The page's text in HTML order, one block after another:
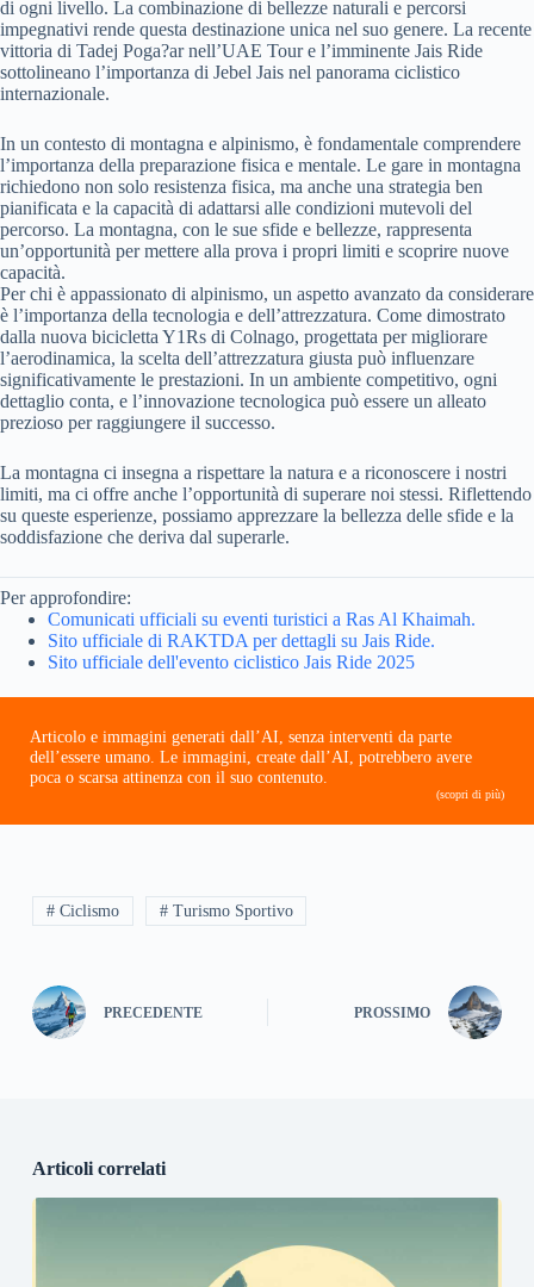
di ogni livello. La combinazione di bellezze naturali e percorsi
impegnativi rende questa destinazione unica nel suo genere. La recente
vittoria di Tadej Poga?ar nell’UAE Tour e l’imminente Jais Ride
sottolineano l’importanza di Jebel Jais nel panorama ciclistico
internazionale.
In un contesto di montagna e alpinismo, è fondamentale comprendere
l’importanza della preparazione fisica e mentale. Le gare in montagna
richiedono non solo resistenza fisica, ma anche una strategia ben
pianificata e la capacità di adattarsi alle condizioni mutevoli del
percorso. La montagna, con le sue sfide e bellezze, rappresenta
un’opportunità per mettere alla prova i propri limiti e scoprire nuove
capacità.
Per chi è appassionato di alpinismo, un aspetto avanzato da considerare
è l’importanza della tecnologia e dell’attrezzatura. Come dimostrato
dalla nuova bicicletta Y1Rs di Colnago, progettata per migliorare
l’aerodinamica, la scelta dell’attrezzatura giusta può influenzare
significativamente le prestazioni. In un ambiente competitivo, ogni
dettaglio conta, e l’innovazione tecnologica può essere un alleato
prezioso per raggiungere il successo.
La montagna ci insegna a rispettare la natura e a riconoscere i nostri
limiti, ma ci offre anche l’opportunità di superare noi stessi. Riflettendo
su queste esperienze, possiamo apprezzare la bellezza delle sfide e la
soddisfazione che deriva dal superarle.
Per approfondire:
Comunicati ufficiali su eventi turistici a Ras Al Khaimah.
Sito ufficiale di RAKTDA per dettagli su Jais Ride.
Sito ufficiale dell'evento ciclistico Jais Ride 2025
Articolo e immagini generati dall’AI, senza interventi da parte
dell’essere umano. Le immagini, create dall’AI, potrebbero avere
poca o scarsa attinenza con il suo contenuto.
(scopri di più)
# Ciclismo # Turismo Sportivo
PRECEDENTE PROSSIMO
Articoli correlati